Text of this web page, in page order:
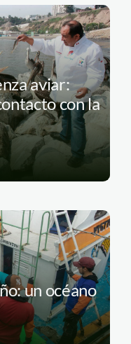
aviar:
con la
un océano